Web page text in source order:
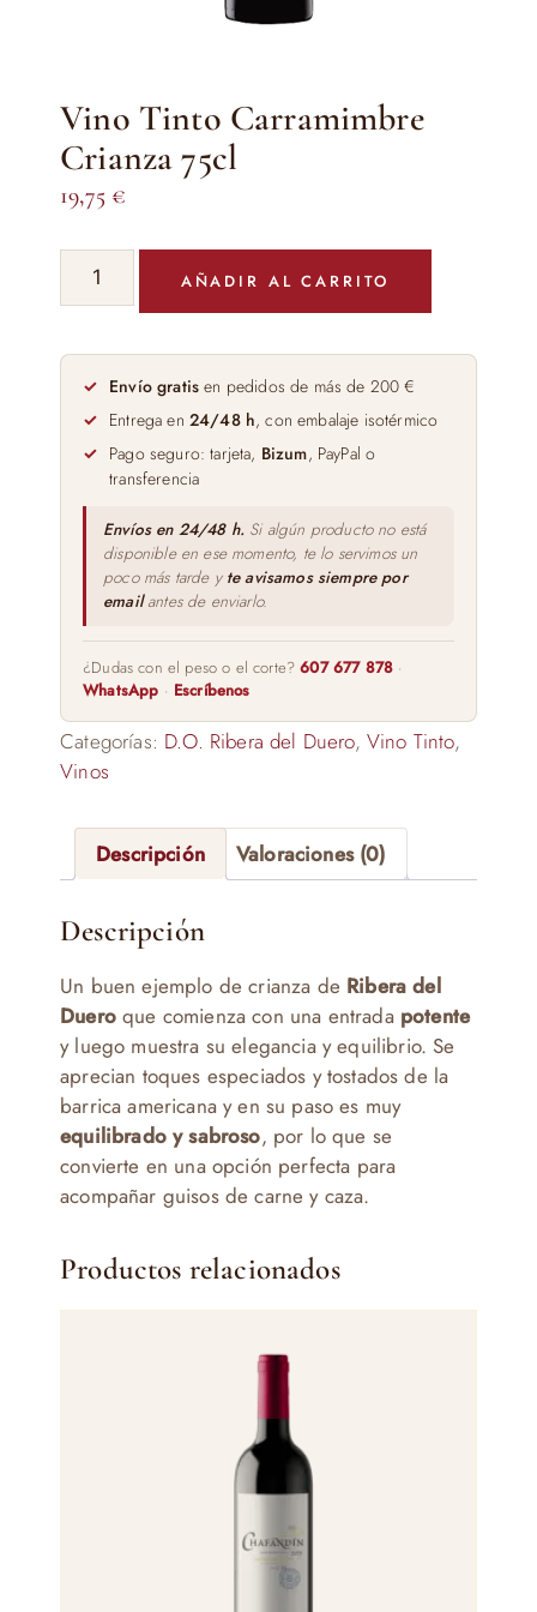
Vino Tinto Carramimbre
Crianza 75cl
19,75 €
Vino
Tinto
Carramimbre
Crianza
75cl
cantidad
AÑADIR AL CARRITO
Envío gratis en pedidos de más de 200 €
Entrega en 24/48 h, con embalaje isotérmico
Pago seguro: tarjeta, Bizum, PayPal o
transferencia
Envíos en 24/48 h. Si algún producto no está
disponible en ese momento, te lo servimos un
poco más tarde y te avisamos siempre por
emailantes de enviarlo.
¿Dudas con el peso o el corte?607 677 878 ·
WhatsApp · Escríbenos
Categorías: D.O. Ribera del Duero, Vino Tinto,
Vinos
Descripción Valoraciones (0)
Descripción
Un buen ejemplo de crianza de Ribera del
Dueroque comienza con una entrada potente
y luego muestra su elegancia y equilibrio. Se
aprecian toques especiados y tostados de la
barrica americana y en su paso es muy
equilibrado y sabroso, por lo que se
convierte en una opción perfecta para
acompañar guisos de carne y caza.
Productos relacionados